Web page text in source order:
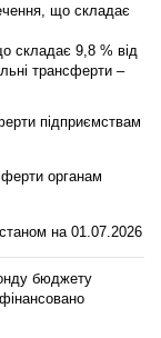
що складає
складає 9,8 % від
трансферти –
підприємствам
органам
на 01.07.2026
бюджету